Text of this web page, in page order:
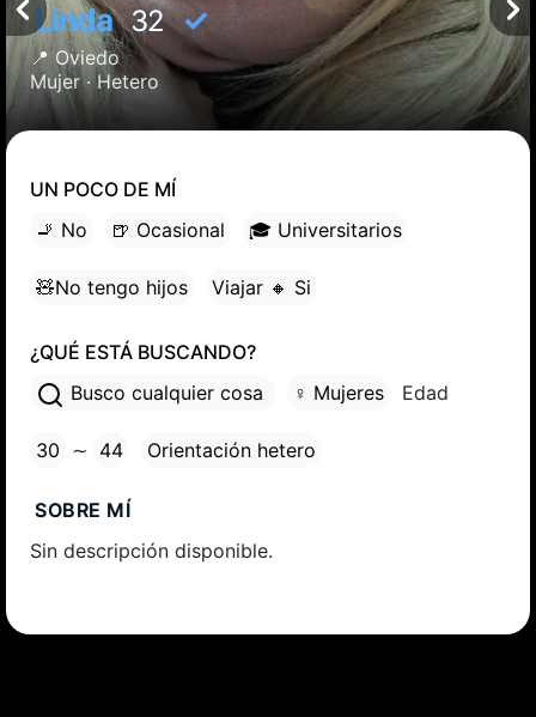
Linda32✓
📍 Oviedo
Mujer · Hetero
UN POCO DE MÍ
🚬 No
🍺 Ocasional 🎓 Universitarios
🧸No tengo hijos Viajar 🔸 Si
¿QUÉ ESTÁ BUSCANDO?
Busco cualquier cosa
♀ Mujeres Edad
30 ∼ 44 Orientación hetero
SOBRE MÍ
Sin descripción disponible.